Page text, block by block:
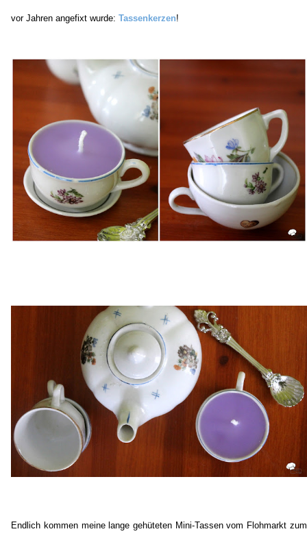
vor Jahren angefixt wurde:Tassenkerzen!
Endlich kommen meine lange gehüteten Mini-Tassen vom Flohmarkt zum